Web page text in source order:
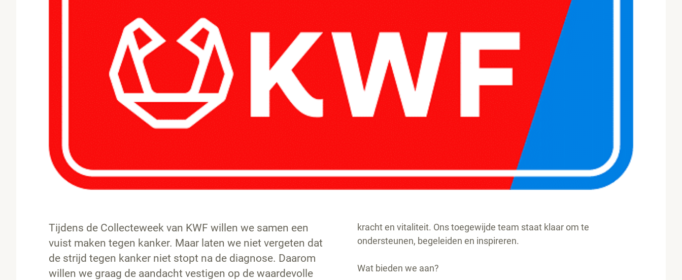
Tijdens de Collecteweek van KWF willen we samen een
vuist maken tegen kanker. Maar laten we niet vergeten dat
de strijd tegen kanker niet stopt na de diagnose. Daarom
willen we graag de aandacht vestigen op de waardevolle
kracht en vitaliteit. Ons toegewijde team staat klaar om te
ondersteunen, begeleiden en inspireren.
Wat bieden we aan?